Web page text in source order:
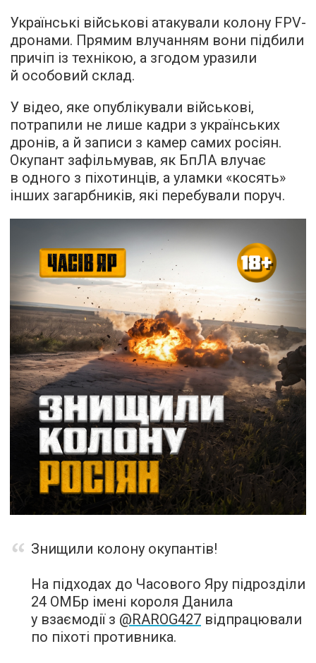
Українські військові атакували колону FPV-
дронами. Прямим влучанням вони підбили
причіп із технікою, а згодом уразили
й особовий склад.
У відео, яке опублікували військові,
потрапили не лише кадри з українських
дронів, а й записи з камер самих росіян.
Окупант зафільмував, як БпЛА влучає
в одного з піхотинців, а уламки «косять»
інших загарбників, які перебували поруч.
Знищили колону окупантів!
На підходах до Часового Яру підрозділи
24 ОМБр імені короля Данила
у взаємодії з @RAROG427 відпрацювали
по піхоті противника.